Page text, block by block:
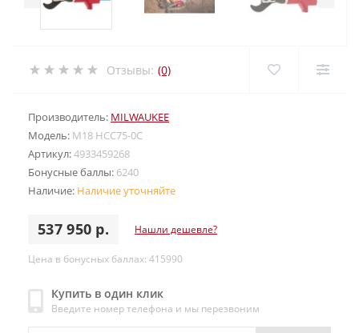
Отзывы: (0)
Производитель: MILWAUKEE
Модель: M18 HCC75-0C
Артикул:4933459268
Бонусные баллы: 6240
Наличие: Наличие уточняйте
537 950 р. Нашли дешевле?
Цена в бонусных баллах: 415990
Купить в один клик
Введите номер телефона и мы перезвоним